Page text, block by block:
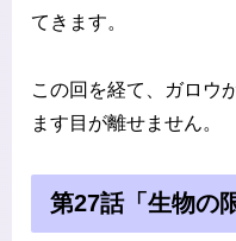
てきます。
この回を経て、ガロウ
ます目が離せません。
第27話「生物の